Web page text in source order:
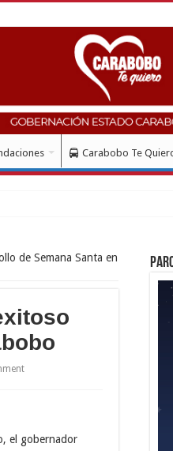
Carabobo Te
de Semana Santa en
el gobernador